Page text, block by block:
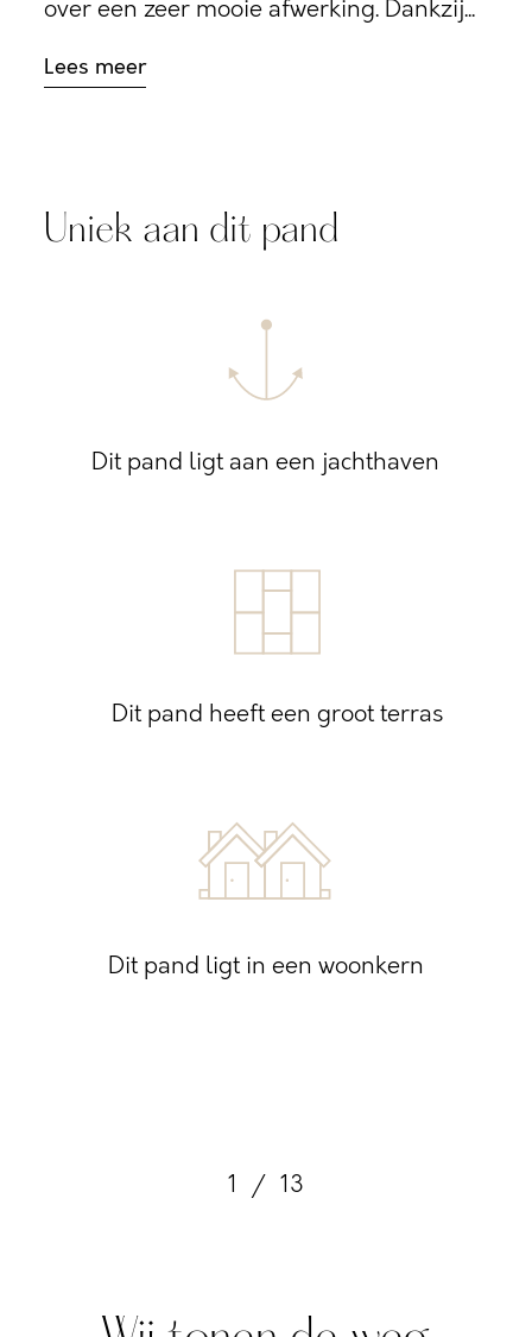
over een zeer mooie afwerking. Dankzij...
Lees meer
Uniek aan dit pand
Dit pand ligt aan een jachthaven
Dit pand heeft een groot terras
Dit pand ligt in een woonkern
1 / 13